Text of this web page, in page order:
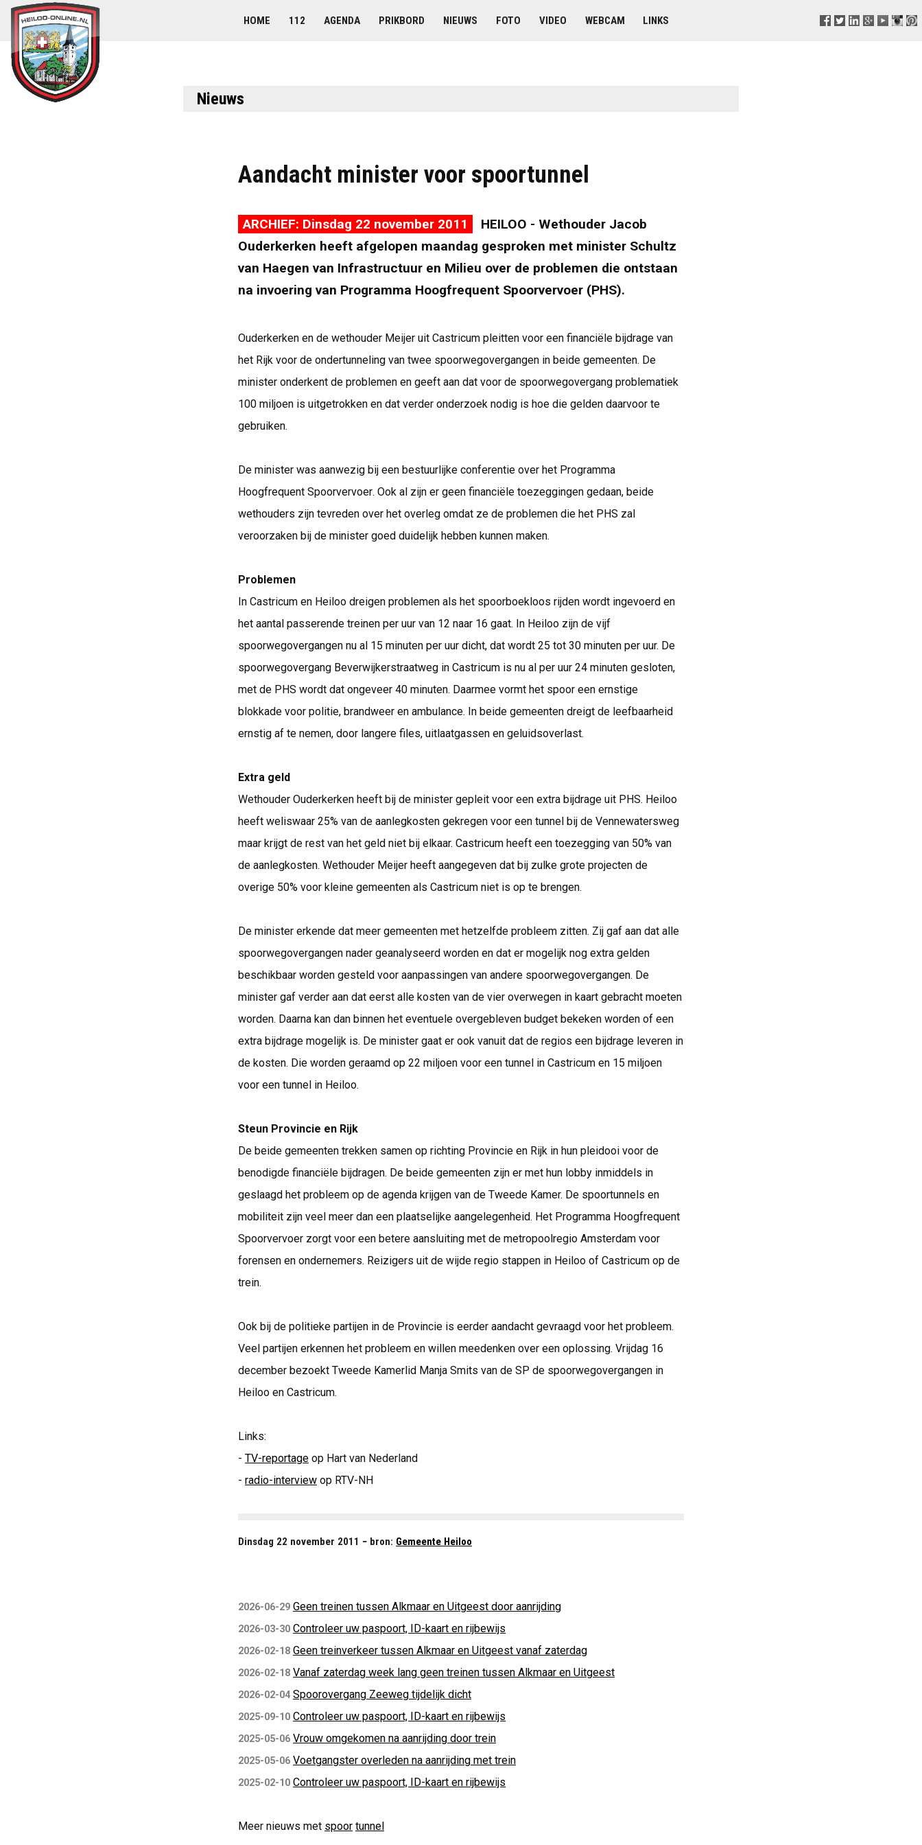
HOME 112 AGENDA PRIKBORD NIEUWS FOTO VIDEO WEBCAM LINKS
Nieuws
Aandacht minister voor spoortunnel
ARCHIEF: Dinsdag 22 november 2011
HEILOO - Wethouder Jacob
Ouderkerken heeft afgelopen maandag gesproken met minister Schultz
van Haegen van Infrastructuur en Milieu over de problemen die ontstaan
na invoering van Programma Hoogfrequent Spoorvervoer (PHS).
Ouderkerken en de wethouder Meijer uit Castricum pleitten voor een financiële bijdrage van
het Rijk voor de ondertunneling van twee spoorwegovergangen in beide gemeenten. De
minister onderkent de problemen en geeft aan dat voor de spoorwegovergang problematiek 
100 miljoen is uitgetrokken en dat verder onderzoek nodig is hoe die gelden daarvoor te
gebruiken.
De minister was aanwezig bij een bestuurlijke conferentie over het Programma
Hoogfrequent Spoorvervoer. Ook al zijn er geen financiële toezeggingen gedaan, beide
wethouders zijn tevreden over het overleg omdat ze de problemen die het PHS zal
veroorzaken bij de minister goed duidelijk hebben kunnen maken.
Problemen
In Castricum en Heiloo dreigen problemen als het spoorboekloos rijden wordt ingevoerd en
het aantal passerende treinen per uur van 12 naar 16 gaat. In Heiloo zijn de vijf
spoorwegovergangen nu al 15 minuten per uur dicht, dat wordt 25 tot 30 minuten per uur. De
spoorwegovergang Beverwijkerstraatweg in Castricum is nu al per uur 24 minuten gesloten,
met de PHS wordt dat ongeveer 40 minuten. Daarmee vormt het spoor een ernstige
blokkade voor politie, brandweer en ambulance. In beide gemeenten dreigt de leefbaarheid
ernstig af te nemen, door langere files, uitlaatgassen en geluidsoverlast.
Extra geld
Wethouder Ouderkerken heeft bij de minister gepleit voor een extra bijdrage uit PHS. Heiloo
heeft weliswaar 25% van de aanlegkosten gekregen voor een tunnel bij de Vennewatersweg
maar krijgt de rest van het geld niet bij elkaar. Castricum heeft een toezegging van 50% van
de aanlegkosten. Wethouder Meijer heeft aangegeven dat bij zulke grote projecten de
overige 50% voor kleine gemeenten als Castricum niet is op te brengen.
De minister erkende dat meer gemeenten met hetzelfde probleem zitten. Zij gaf aan dat alle
spoorwegovergangen nader geanalyseerd worden en dat er mogelijk nog extra gelden
beschikbaar worden gesteld voor aanpassingen van andere spoorwegovergangen. De
minister gaf verder aan dat eerst alle kosten van de vier overwegen in kaart gebracht moeten
worden. Daarna kan dan binnen het eventuele overgebleven budget bekeken worden of een
extra bijdrage mogelijk is. De minister gaat er ook vanuit dat de regios een bijdrage leveren in
de kosten. Die worden geraamd op 22 miljoen voor een tunnel in Castricum en 15 miljoen
voor een tunnel in Heiloo.
Steun Provincie en Rijk
De beide gemeenten trekken samen op richting Provincie en Rijk in hun pleidooi voor de
benodigde financiële bijdragen. De beide gemeenten zijn er met hun lobby inmiddels in
geslaagd het probleem op de agenda krijgen van de Tweede Kamer. De spoortunnels en
mobiliteit zijn veel meer dan een plaatselijke aangelegenheid. Het Programma Hoogfrequent
Spoorvervoer zorgt voor een betere aansluiting met de metropoolregio Amsterdam voor
forensen en ondernemers. Reizigers uit de wijde regio stappen in Heiloo of Castricum op de
trein.
Ook bij de politieke partijen in de Provincie is eerder aandacht gevraagd voor het probleem.
Veel partijen erkennen het probleem en willen meedenken over een oplossing. Vrijdag 16
december bezoekt Tweede Kamerlid Manja Smits van de SP de spoorwegovergangen in
Heiloo en Castricum.
Links:
- TV-reportage op Hart van Nederland
- radio-interview op RTV-NH
Dinsdag 22 november 2011 − bron: Gemeente Heiloo
2026-06-29 Geen treinen tussen Alkmaar en Uitgeest door aanrijding
2026-03-30 Controleer uw paspoort, ID-kaart en rijbewijs
2026-02-18 Geen treinverkeer tussen Alkmaar en Uitgeest vanaf zaterdag
2026-02-18 Vanaf zaterdag week lang geen treinen tussen Alkmaar en Uitgeest
2026-02-04 Spoorovergang Zeeweg tijdelijk dicht
2025-09-10 Controleer uw paspoort, ID-kaart en rijbewijs
2025-05-06 Vrouw omgekomen na aanrijding door trein
2025-05-06 Voetgangster overleden na aanrijding met trein
2025-02-10 Controleer uw paspoort, ID-kaart en rijbewijs
Meer nieuws met spoor tunnel